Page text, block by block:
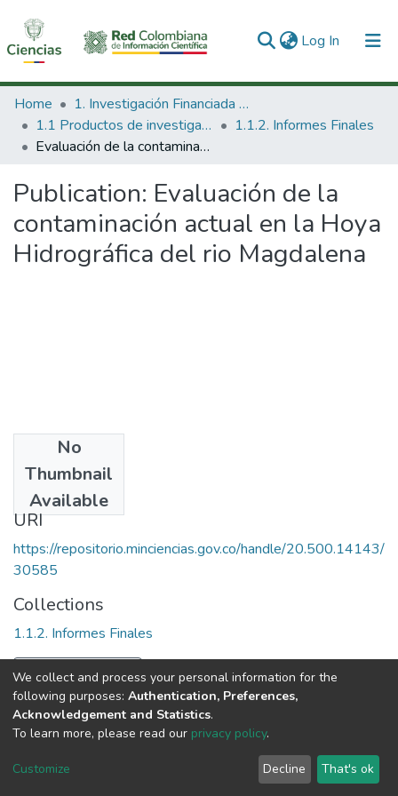
Log In (current)
Communities & Collections
All of DSpace
Home
1. Investigación Financiada con Recursos Públicos
1.1 Productos de investigación
1.1.2. Informes Finales
Evaluación de la contaminación actual en la Hoya Hidrográfica del rio Magdalena
Publication: Evaluación de la
contaminación actual en la Hoya
Hidrográfica del rio Magdalena
No
Thumbnail
Available
1971
URI
https://repositorio.minciencias.gov.co/handle/20.500.14143/
30585
Collections
1.1.2. Informes Finales
Full item page
DSpace software copyright © 2002-2026
Cookie
End User
Agreement
Send
Feedback
We collect and process your personal information for the
following purposes: Authentication, Preferences,
Acknowledgement and Statistics.
To learn more, please read our privacy policy.
Customize Decline That's ok